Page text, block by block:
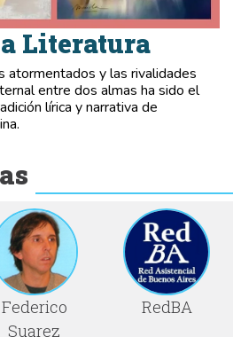
Literatura
atormentados y las rivalidades
entre dos almas ha sido el
lírica y narrativa de
Federico
Suarez
RedBA